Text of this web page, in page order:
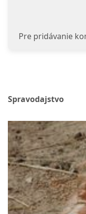
Pre pridávanie
Spravodajstvo